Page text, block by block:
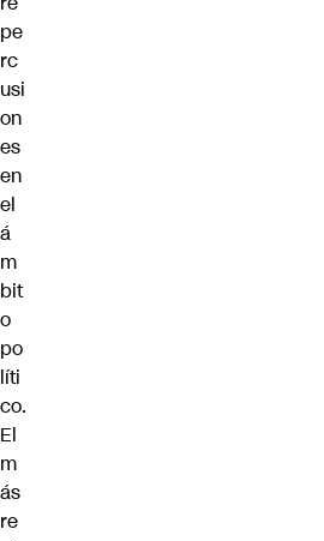
pe
rc
usi
on
es
en
el
á
m
bit
o
po
líti
co.
El
m
ás
re